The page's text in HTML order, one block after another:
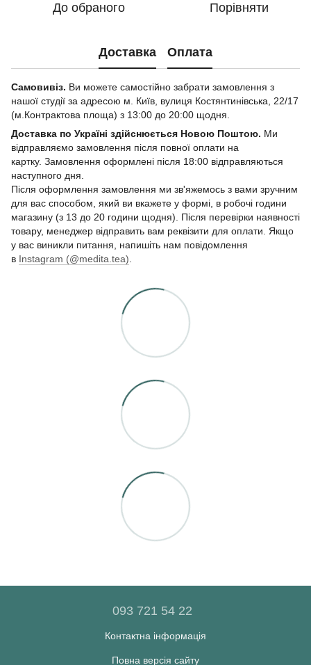
До обраного Порівняти
Доставка Оплата
Самовивіз. Ви можете самостійно забрати замовлення з
нашої студії за адресою м. Київ, вулиця Костянтинівська, 22/17
(м.Контрактова площа) з 13:00 до 20:00 щодня.
Доставка по Україні здійснюється Новою Поштою. Ми
відправляємо замовлення після повної оплати на
картку. Замовлення оформлені після 18:00 відправляються
наступного дня.
Після оформлення замовлення ми зв'яжемось з вами зручним
для вас способом, який ви вкажете у формі, в робочі години
магазину (з 13 до 20 години щодня). Після перевірки наявності
товару, менеджер відправить вам реквізити для оплати. Якщо
у вас виникли питання, напишіть нам повідомлення
в Instagram (@medita.tea)
093 721 54 22
Контактна інформація
Повна версія сайту